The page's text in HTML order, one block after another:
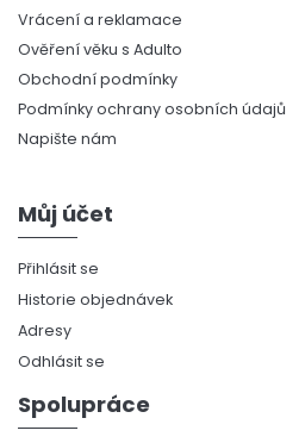
Vrácení a reklamace
Ověření věku s Adulto
Obchodní podmínky
Podmínky ochrany osobních údajů
Napište nám
Můj účet
Přihlásit se
Historie objednávek
Adresy
Odhlásit se
Spolupráce